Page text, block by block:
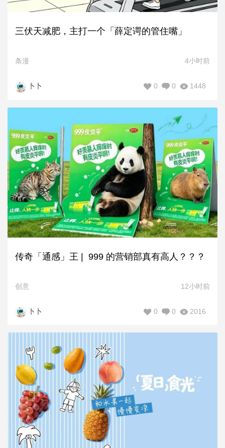
三伏天减肥，主打一个「薛定谔的管住嘴」
条漫 4小时前
卜卜 1448
0
0
传奇「通感」王 | 999 的营销部真有高人？？？
创意 12小时前
卜卜 2016
0
0